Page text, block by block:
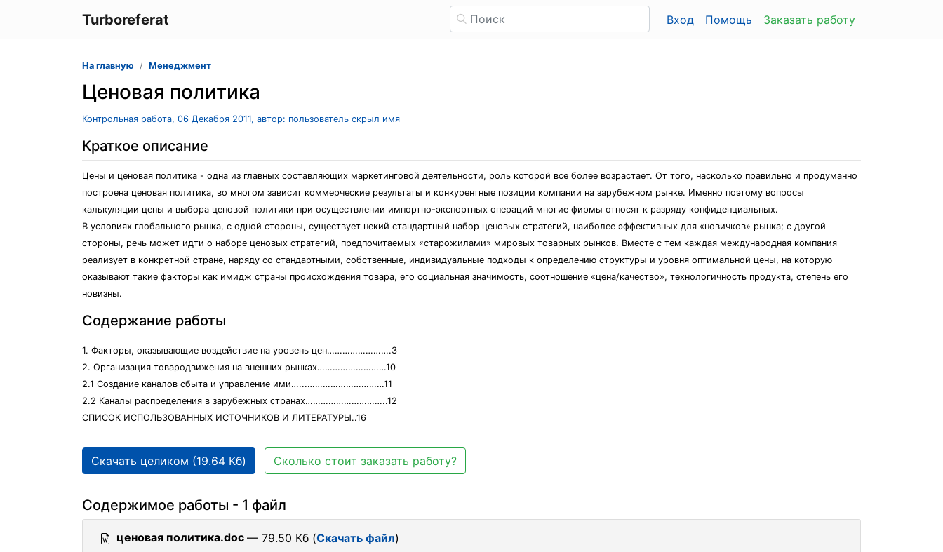
Turboreferat Вход Помощь Заказать работу
На главную Менеджмент
Ценовая политика
Контрольная работа, 06 Декабря 2011, автор: пользователь скрыл имя
Краткое описание
Цены и ценовая политика - одна из главных составляющих маркетинговой деятельности, роль которой все более возрастает. От того, насколько правильно и продуманно
построена ценовая политика, во многом зависит коммерческие результаты и конкурентные позиции компании на зарубежном рынке. Именно поэтому вопросы
калькуляции цены и выбора ценовой политики при осуществлении импортно-экспортных операций многие фирмы относят к разряду конфиденциальных.
В условиях глобального рынка, с одной стороны, существует некий стандартный набор ценовых стратегий, наиболее эффективных для «новичков» рынка; с другой
стороны, речь может идти о наборе ценовых стратегий, предпочитаемых «старожилами» мировых товарных рынков. Вместе с тем каждая международная компания
реализует в конкретной стране, наряду со стандартными, собственные, индивидуальные подходы к определению структуры и уровня оптимальной цены, на которую
оказывают такие факторы как имидж страны происхождения товара, его социальная значимость, соотношение «цена/качество», технологичность продукта, степень его
новизны.
Содержание работы
1. Факторы, оказывающие воздействие на уровень цен…………………….3
2. Организация товародвижения на внешних рынках………………………10
2.1 Создание каналов сбыта и управление ими…...…………………………11
2.2 Каналы распределения в зарубежных странах…………………………..12
СПИСОК ИСПОЛЬЗОВАННЫХ ИСТОЧНИКОВ И ЛИТЕРАТУРЫ..16
Скачать целиком (19.64 Кб) Сколько стоит заказать работу?
Содержимое работы - 1 файл
ценовая политика.doc — 79.50 Кб (Скачать файл)